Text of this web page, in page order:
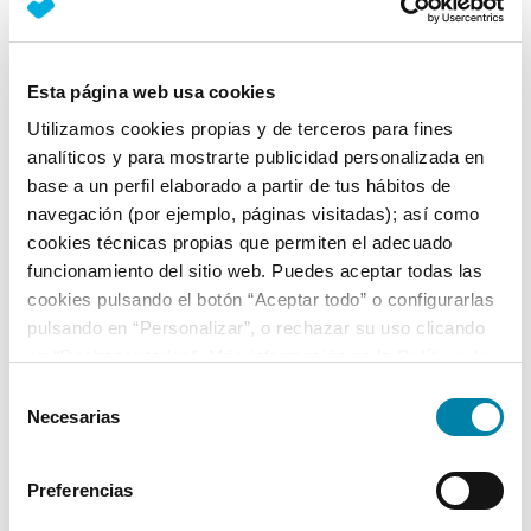
Esta página web usa cookies
Utilizamos cookies propias y de terceros para fines
analíticos y para mostrarte publicidad personalizada en
base a un perfil elaborado a partir de tus hábitos de
navegación (por ejemplo, páginas visitadas); así como
cookies técnicas propias que permiten el adecuado
funcionamiento del sitio web. Puedes aceptar todas las
cookies pulsando el botón “Aceptar todo” o configurarlas
pulsando en “Personalizar”, o rechazar su uso clicando
Necesarias
Preferencias
5 16/10/2014
Tracción
Delantera
Equipamiento*
Ficha técnica
Exterior
Interior